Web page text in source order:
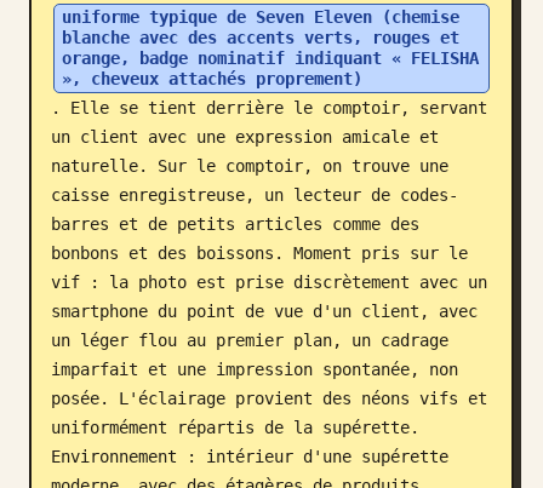
Mises à jour
uniforme typique de Seven Eleven (chemise
blanche avec des accents verts, rouges et
orange, badge nominatif indiquant « FELISHA
», cheveux attachés proprement)
. Elle se tient derrière le comptoir, servant
un client avec une expression amicale et
naturelle. Sur le comptoir, on trouve une
caisse enregistreuse, un lecteur de codes-
barres et de petits articles comme des
bonbons et des boissons. Moment pris sur le
vif : la photo est prise discrètement avec un
smartphone du point de vue d'un client, avec
un léger flou au premier plan, un cadrage
imparfait et une impression spontanée, non
posée. L'éclairage provient des néons vifs et
uniformément répartis de la supérette.
Environnement : intérieur d'une supérette